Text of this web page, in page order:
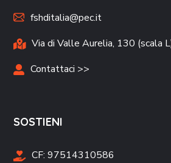
fshditalia@pec.it
Via di Valle Aurelia, 130 (scala
Contattaci >>
SOSTIENI
CF:97514310586